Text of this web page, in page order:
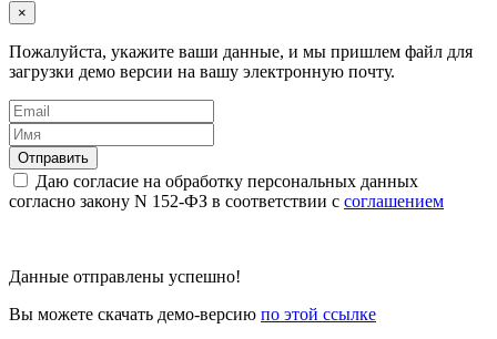
×
Пожалуйста, укажите ваши данные, и мы пришлем файл для
загрузки демо версии на вашу электронную почту.
Даю согласие на обработку персональных данных
согласно закону N 152-ФЗ в соответствии с соглашением
Данные отправлены успешно!
Вы можете скачать демо-версию по этой ссылке